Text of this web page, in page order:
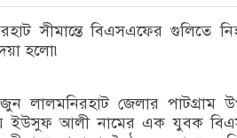
সীমান্তে বিএসএফের
হলো৷
লালমনিরহাট জেলার পাটগ্রাম
ইউসুফ আলী নামের এক যুবক